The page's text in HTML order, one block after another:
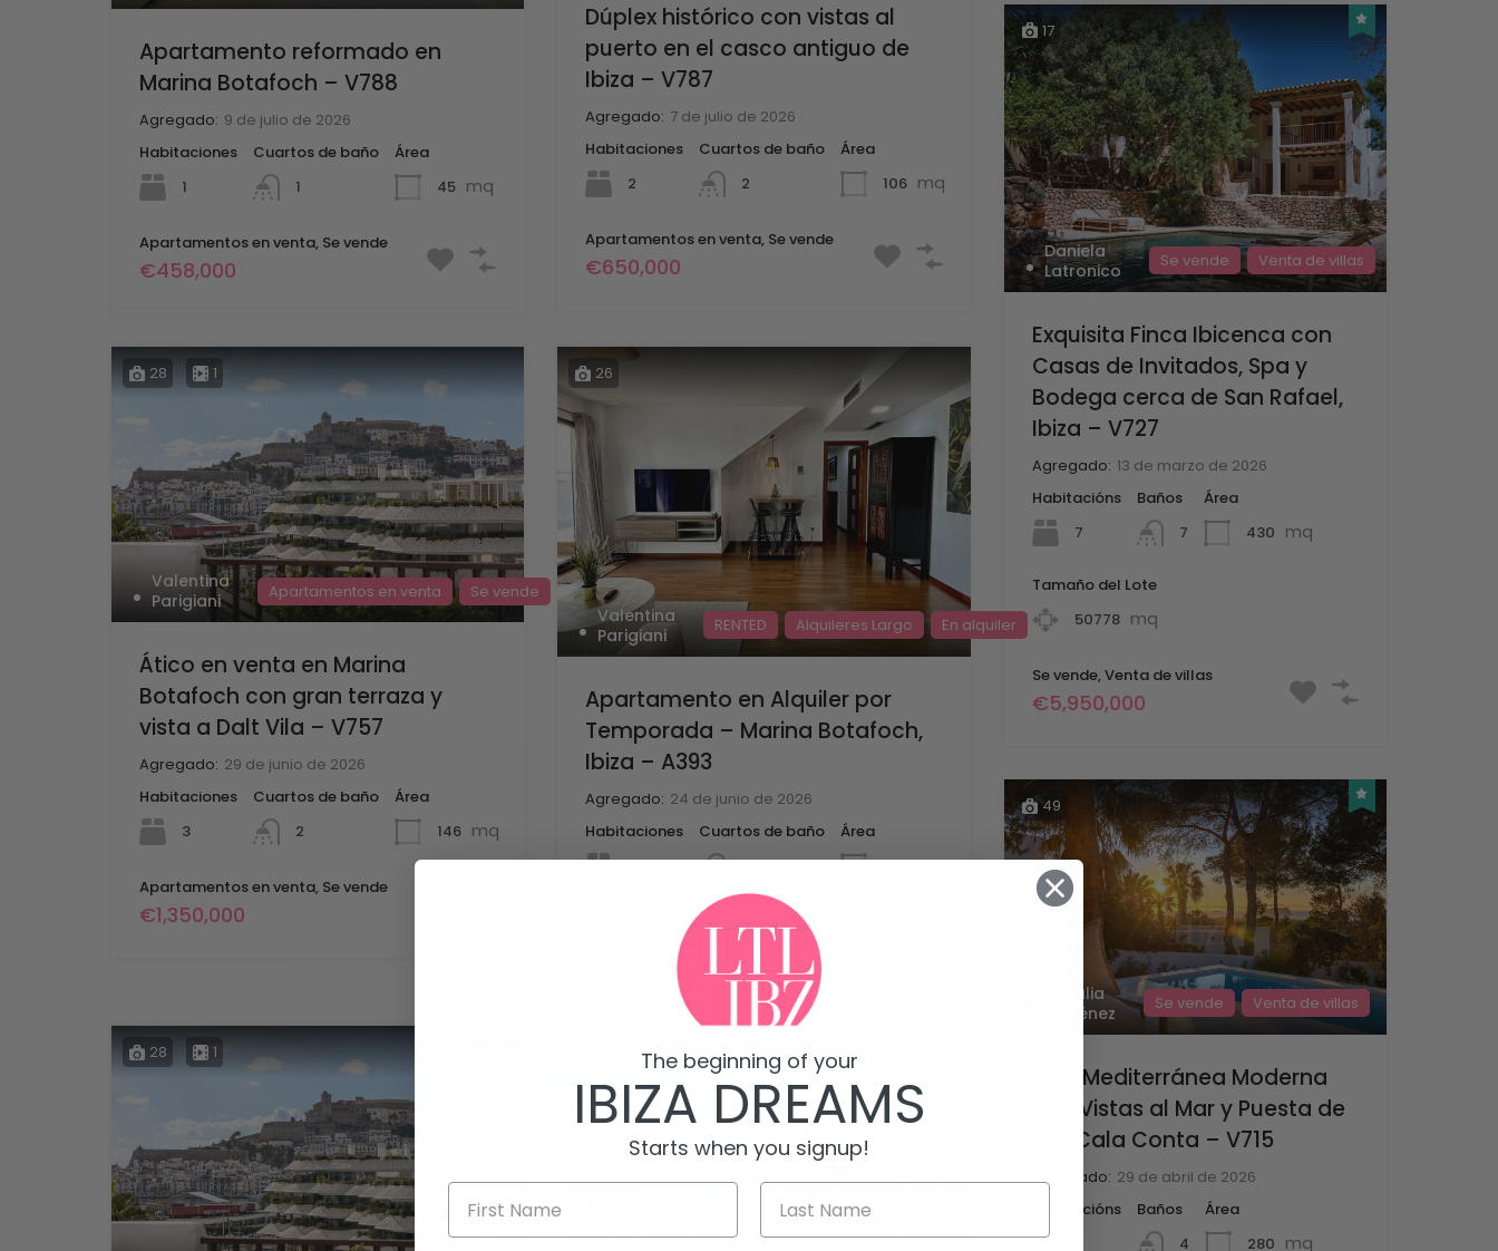
Apartamento reformado en
Marina Botafoch – V788
Agregado: 9 de julio de 2026
Habitaciones
1
Cuartos de baño
1
Área
45 mq
Apartamentos en venta, Se vende
€458,000
Dúplex histórico con vistas al
puerto en el casco antiguo de
Ibiza – V787
Agregado: 7 de julio de 2026
Habitaciones
2
Cuartos de baño
2
Área
106 mq
Apartamentos en venta, Se vende
€650,000
28 1
Valentina
Parigiani
Apartamentos en venta Se vende
Ático en venta en Marina
Botafoch con gran terraza y
vista a Dalt Vila – V757
Agregado: 29 de junio de 2026
Habitaciones
3
Cuartos de baño
2
Área
146 mq
Apartamentos en venta, Se vende
€1,350,000
26
Valentina
Parigiani
RENTED Alquileres Largo En alquiler
Apartamento en Alquiler por
Temporada – Marina Botafoch,
Ibiza – A393
Agregado: 24 de junio de 2026
Habitaciones
2
Cuartos de baño
2
Área
65 mq
Alquileres Largo, En alquiler
€3,000 Monthly
28 1
17
Daniela
Latronico
Se vende Venta de villas
Exquisita Finca Ibicenca con
Casas de Invitados, Spa y
Bodega cerca de San Rafael,
Ibiza – V727
Agregado: 13 de marzo de 2026
Habitacións
7
Baños
7
Área
430 mq
Tamaño del Lote
50778 mq
Se vende, Venta de villas
€5,950,000
49
Natalia
Giménez
Se vende Venta de villas
Villa Mediterránea Moderna
con Vistas al Mar y Puesta de
Sol, Cala Conta – V715
Agregado: 29 de abril de 2026
Habitacións
Baños
4
Área
280 mq
The beginning of your
IBIZA DREAMS
Starts when you signup!